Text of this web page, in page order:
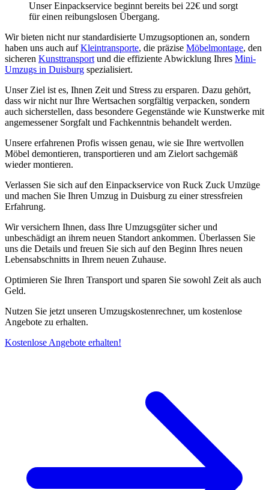
Unser Einpackservice beginnt bereits bei 22€ und sorgt
für einen reibungslosen Übergang.
Wir bieten nicht nur standardisierte Umzugsoptionen an, sondern
haben uns auch aufKleintransporte, die präzise Möbelmontage, den
sicheren Kunsttransport und die effiziente Abwicklung Ihres Mini-
Umzugs in Duisburg spezialisiert.
Unser Ziel ist es, Ihnen Zeit und Stress zu ersparen. Dazu gehört,
dass wir nicht nur Ihre Wertsachen sorgfältig verpacken, sondern
auch sicherstellen, dass besondere Gegenstände wie Kunstwerke mit
angemessener Sorgfalt und Fachkenntnis behandelt werden.
Unsere erfahrenen Profis wissen genau, wie sie Ihre wertvollen
Möbel demontieren, transportieren und am Zielort sachgemäß
wieder montieren.
Verlassen Sie sich auf den Einpackservice von Ruck Zuck Umzüge
und machen Sie Ihren Umzug in Duisburg zu einer stressfreien
Erfahrung.
Wir versichern Ihnen, dass Ihre Umzugsgüter sicher und
unbeschädigt an ihrem neuen Standort ankommen. Überlassen Sie
uns die Details und freuen Sie sich auf den Beginn Ihres neuen
Lebensabschnitts in Ihrem neuen Zuhause.
Optimieren Sie Ihren Transport und sparen Sie sowohl Zeit als auch
Geld.
Nutzen Sie jetzt unseren Umzugskostenrechner, um kostenlose
Angebote zu erhalten.
Kostenlose Angebote erhalten!